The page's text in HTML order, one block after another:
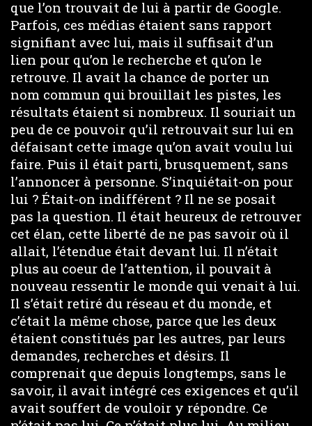
que l’on trouvait de lui à partir de Google.
Parfois, ces médias étaient sans rapport
signifiant avec lui, mais il suffisait d’un
lien pour qu’on le recherche et qu’on le
retrouve. Il avait la chance de porter un
nom commun qui brouillait les pistes, les
résultats étaient si nombreux. Il souriait un
peu de ce pouvoir qu’il retrouvait sur lui en
défaisant cette image qu’on avait voulu lui
faire. Puis il était parti, brusquement, sans
l’annoncer à personne. S’inquiétait-on pour
lui ? Était-on indifférent ? Il ne se posait
pas la question. Il était heureux de retrouver
cet élan, cette liberté de ne pas savoir où il
allait, l’étendue était devant lui. Il n’était
plus au coeur de l’attention, il pouvait à
nouveau ressentir le monde qui venait à lui.
Il s’était retiré du réseau et du monde, et
c’était la même chose, parce que les deux
étaient constitués par les autres, par leurs
demandes, recherches et désirs. Il
comprenait que depuis longtemps, sans le
savoir, il avait intégré ces exigences et qu’il
avait souffert de vouloir y répondre. Ce